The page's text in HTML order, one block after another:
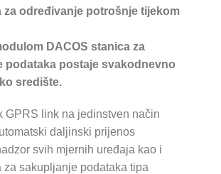
za određivanje potrošnje tijekom
DACOS stanica za
podataka postaje svakodnevno
središte.
GPRS link na jedinstven način
daljinski prijenos
svih mjernih uređaja kao i
za sakupljanje podataka tipa